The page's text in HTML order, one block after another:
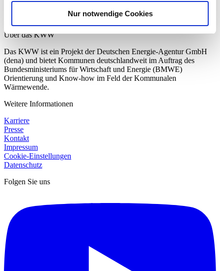
Nur notwendige Cookies
Alle Informationen finden Sie auf unserer Seite zur
.
Über das KWW
Das KWW ist ein Projekt der Deutschen Energie-Agentur GmbH
(dena) und bietet Kommunen deutschlandweit im Auftrag des
Bundesministeriums für Wirtschaft und Energie (BMWE)
Orientierung und Know-how im Feld der Kommunalen
Wärmewende.
Weitere Informationen
Karriere
Presse
Kontakt
Impressum
Cookie-Einstellungen
Datenschutz
Folgen Sie uns